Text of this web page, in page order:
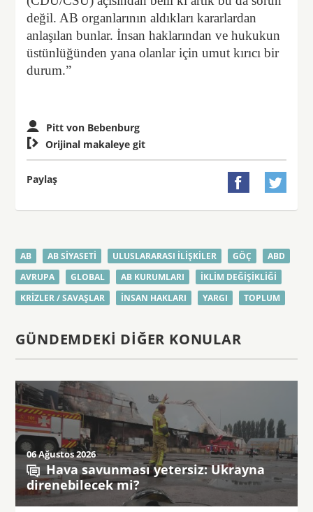
değil. AB organlarının aldıkları kararlardan
anlaşılan bunlar. İnsan haklarından ve hukukun
üstünlüğünden yana olanlar için umut kırıcı bir
durum.”
Pitt von Bebenburg
 Orijinal makaleye git
Paylaş  
AB AB SIYASETI ULUSLARARASI ILIŞKILER GÖÇ
ABD
AVRUPA
GLOBAL AB KURUMLARI
İKLIM DEĞIŞIKLIĞI
KRIZLER / SAVAŞLAR
İNSAN HAKLARI YARGI TOPLUM
GÜNDEMDEKI DIĞER KONULAR
06 Ağustos 2026
Hava savunması yetersiz: Ukrayna
direnebilecek mi?